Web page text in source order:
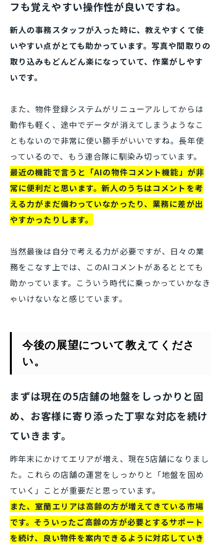
フも覚えやすい操作性が良いですね。
新人の事務スタッフが入った時に、教えやすくて使
いやすい点がとても助かっています。写真や間取りの
取り込みもどんどん楽になっていて、作業がしやす
いです。
また、物件登録システムがリニューアルしてからは
動作も軽く、途中でデータが消えてしまうようなこ
ともないので非常に使い勝手がいいですね。長年使
っているので、もう連合隊に馴染み切っています。
最近の機能で言うと「AIの物件コメント機能」が非
常に便利だと思います。新人のうちはコメントを考
える力がまだ備わっていなかったり、業務に差が出
やすかったりします。
当然最後は自分で考える力が必要ですが、日々の業
務をこなす上では、このAIコメントがあるととても
助かっています。こういう時代に乗っかっていかなき
ゃいけないなと感じています。
今後の展望について教えてくださ
い。
まずは現在の5店舗の地盤をしっかりと固
め、お客様に寄り添った丁寧な対応を続け
ていきます。
昨年末にかけてエリアが増え、現在5店舗になりまし
た。これらの店舗の運営をしっかりと「地盤を固め
ていく」ことが重要だと思っています。
また、室蘭エリアは高齢の方が増えてきている市場
です。そういったご高齢の方が必要とするサポート
を続け、良い物件を案内できるように対応していき